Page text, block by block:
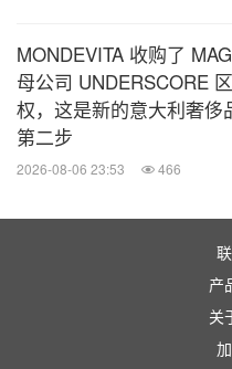
MONDEVITA 收购了
母公司 UNDERSCORE
权，这是新的意大利奢侈
第二步
2026-08-06 23:53 466
产
关